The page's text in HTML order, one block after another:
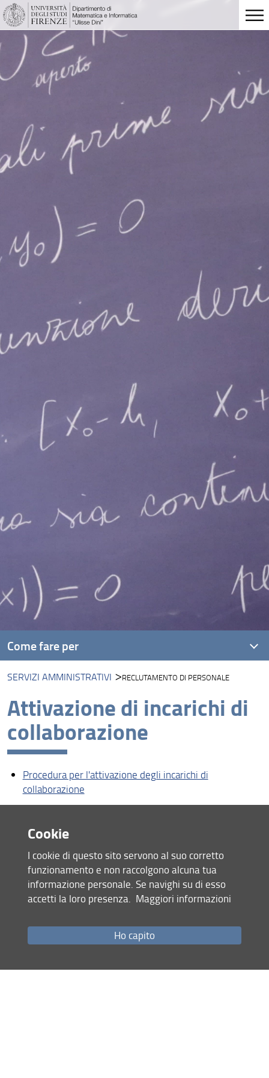
SERVIZI AMMINISTRATIVI RECLUTAMENTO DI PERSONALE
Attivazione di incarichi di
collaborazione
Procedura per l'attivazione degli incarichi di
collaborazione
Condividi
Come fare per
Servizi amministrativi
Servizi informatici del Centro di Calcolo
Identità visiva
Attività di Public Engagement
Vademecum sui servizi di Ateneo e di Dipartimento
ultimo aggiornamento
22.07.2025
RSS feed
Privacy
Cookie
I cookie di questo sito servono al suo corretto
funzionamento e non raccolgono alcuna tua
informazione personale. Se navighi su di esso
accetti la loro presenza. Maggiori informazioni
Ho capito